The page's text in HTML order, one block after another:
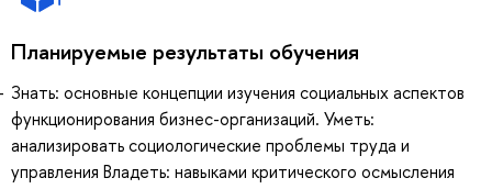
Планируемые результаты обучения
Знать: основные концепции изучения социальных аспектов
функционирования бизнес-организаций. Уметь:
анализировать социологические проблемы труда и
управления Владеть: навыками критического осмысления